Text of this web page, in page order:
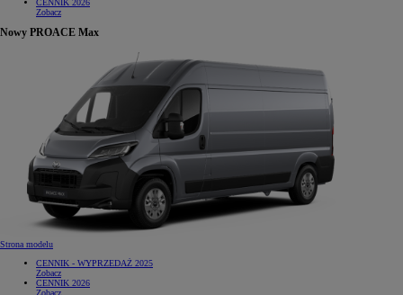
CENNIK 2026
Zobacz
Nowy PROACE Max
Strona modelu
CENNIK - WYPRZEDAŻ 2025
Zobacz
CENNIK 2026
Zobacz